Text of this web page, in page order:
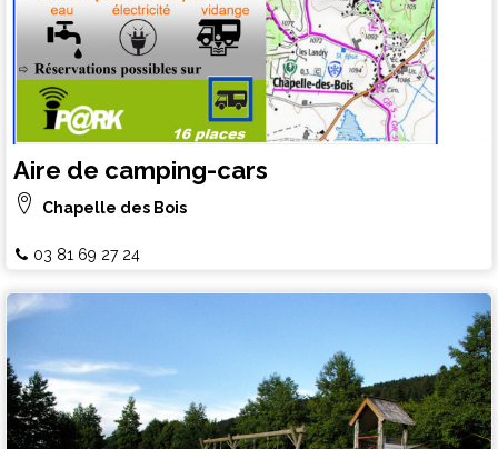
Aire de camping-cars
Chapelle des Bois
03 81 69 27 24